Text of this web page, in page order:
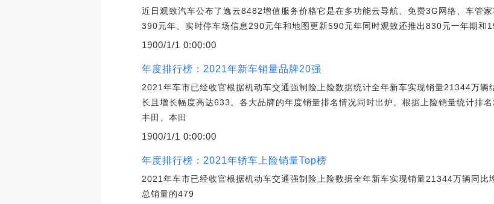
近日观致汽车公布了逸云8482增值服务价格它是在多功能云导航、免费3G网络、车管
390元年、实时停车场信息290元年和地图更新590元年同时观致还推出830元一年期和
1900/1/1 0:00:00
年度排行榜：2021年新车销量品牌20强
2021年车市已经收官根据机动车交通强制险上险数据统计全年新车实现销量21344万
长且增长幅度高达633。各大品牌的年度销量排名情况同时出炉。根据上险销量统计排
丰田、本田
1900/1/1 0:00:00
年度排行榜：2021年轿车上险销量Top榜
2021年车市已经收官根据机动车交通强制险上险数据全年新车实现销量21344万辆同
总销量的479